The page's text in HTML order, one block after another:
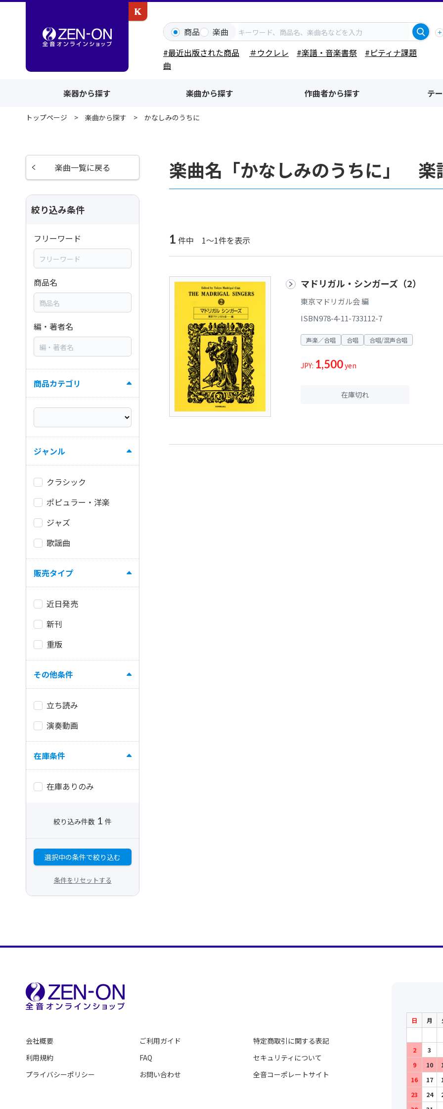
商品
楽曲
#最近出版された商品
＃ウクレレ #楽譜・音楽書祭
#ピティナ課題
曲
楽器から探す 楽曲から探す 作曲者から探す テ
トップページ 楽曲から探す かなしみのうちに
楽曲名「かなしみのうちに」 楽
1 件中 1～1件を表示
マドリガル・シンガーズ（2）
東京マドリガル会 編
ISBN978-4-11-733112-7
声楽／合唱 合唱 合唱/混声合唱
JPY: 1,500yen
在庫切れ
楽曲一覧に戻る
絞り込み条件
フリーワード
商品名
編・著者名
商品カテゴリ
ジャンル
クラシック
ポピュラー・洋楽
ジャズ
歌謡曲
販売タイプ
近日発売
新刊
重版
その他条件
立ち読み
演奏動画
在庫条件
在庫ありのみ
絞り込み件数 1 件
選択中の条件で絞り込む
条件をリセットする
会社概要
利用規約
プライバシーポリシー
ご利用ガイド
FAQ
お問い合わせ
特定商取引に関する表記
セキュリティについて
全音コーポレートサイト
日 月
2 3
9
10
16
17
23
24